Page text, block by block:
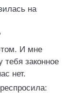
на
И мне
тебя законное
нет.